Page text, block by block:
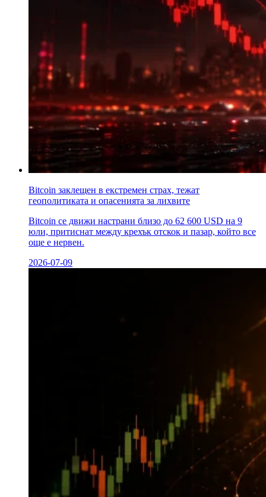
Bitcoin заклещен в екстремен страх, тежат
геополитиката и опасенията за лихвите
Bitcoin се движи настрани близо до 62 600 USD на 9
юли, притиснат между крехък отскок и пазар, който все
още е нервен.
2026-07-09